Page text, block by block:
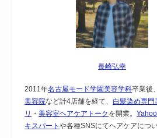
長崎弘幸
2011年名古屋モード学園美容学科卒業後
美容院など計4店舗を経て、 白髪染め専門
リ ・美容室ヘアケアトーク を開業。
キスパートや各種SNSにてヘアケアにつ